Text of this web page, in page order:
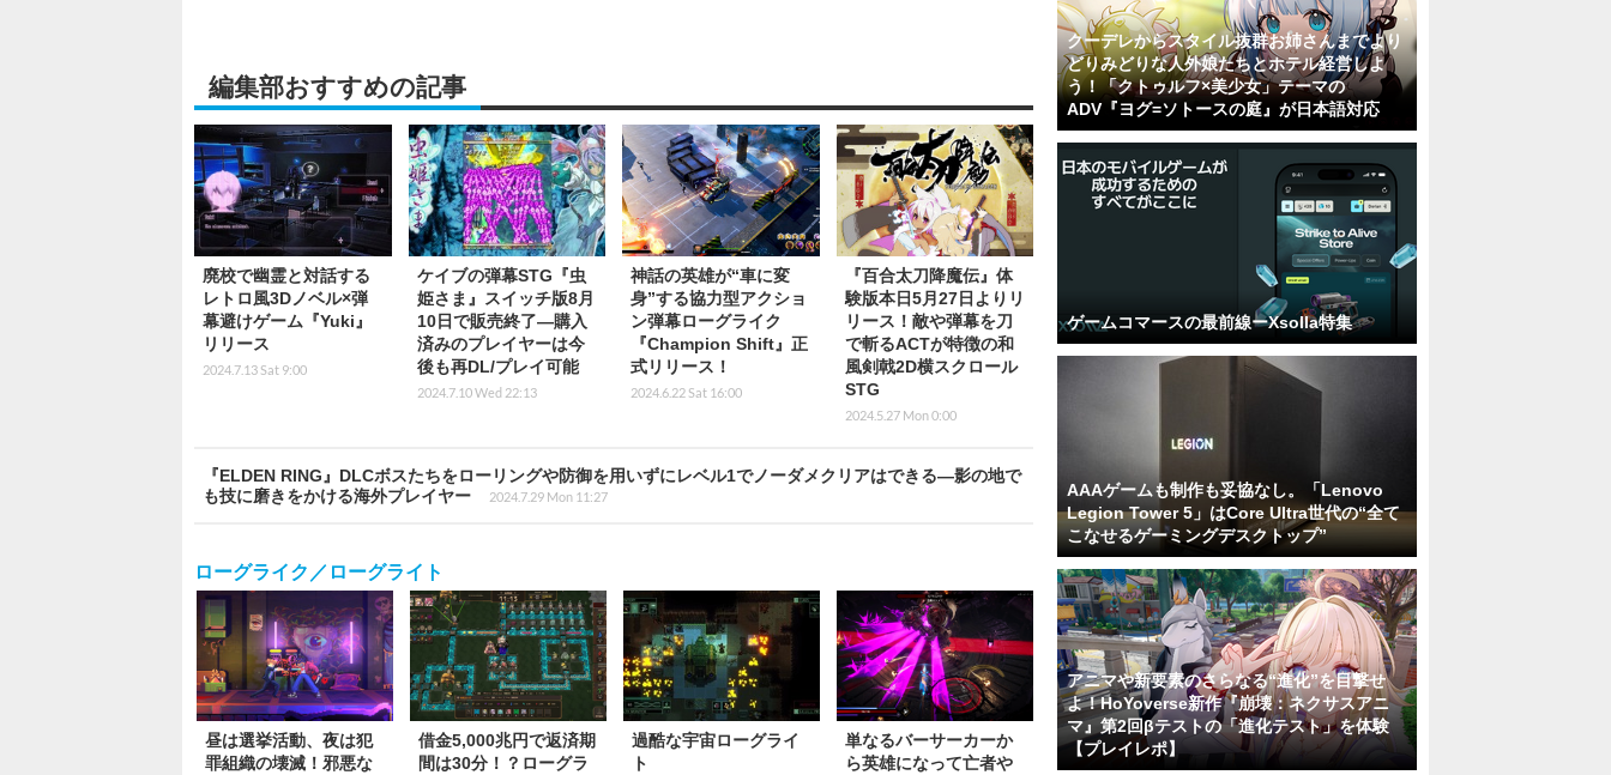
編集部おすすめの記事
廃校で幽霊と対話する
レトロ風3Dノベル×弾
幕避けゲーム『Yuki』
リリース
2024.7.13 Sat 9:00
ケイブの弾幕STG『虫
姫さま』スイッチ版8月
10日で販売終了―購入
済みのプレイヤーは今
後も再DL/プレイ可能
2024.7.10 Wed 22:13
神話の英雄が“車に変
身”する協力型アクショ
ン弾幕ローグライク
『Champion Shift』正
式リリース！
2024.6.22 Sat 16:00
『百合太刀降魔伝』体
験版本日5月27日よりリ
リース！敵や弾幕を刀
で斬るACTが特徴の和
風剣戟2D横スクロール
STG
2024.5.27 Mon 0:00
『ELDEN RING』DLCボスたちをローリングや防御を用いずにレベル1でノーダメクリアはできる―影の地で
も技に磨きをかける海外プレイヤー
2024.7.29 Mon 11:27
ローグライク／ローグライト
昼は選挙活動、夜は犯
罪組織の壊滅！邪悪な
借金5,000兆円で返済期
間は30分！？ローグラ
過酷な宇宙ローグライ
ト
単なるバーサーカーか
ら英雄になって亡者や
クーデレからスタイル抜群お姉さんまでより
どりみどりな人外娘たちとホテル経営しよ
う！「クトゥルフ×美少女」テーマの
ADV『ヨグ=ソトースの庭』が日本語対応
ゲームコマースの最前線ーXsolla特集
AAAゲームも制作も妥協なし。「Lenovo
Legion Tower 5」はCore Ultra世代の“全て
こなせるゲーミングデスクトップ”
アニマや新要素のさらなる“進化”を目撃せ
よ！HoYoverse新作『崩壊：ネクサスアニ
マ』第2回βテストの「進化テスト」を体験
【プレイレポ】